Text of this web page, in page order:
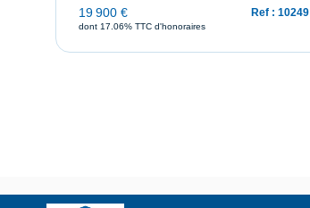
19 900 €
dont 17.06% TTC d'honoraires
Ref : 10249